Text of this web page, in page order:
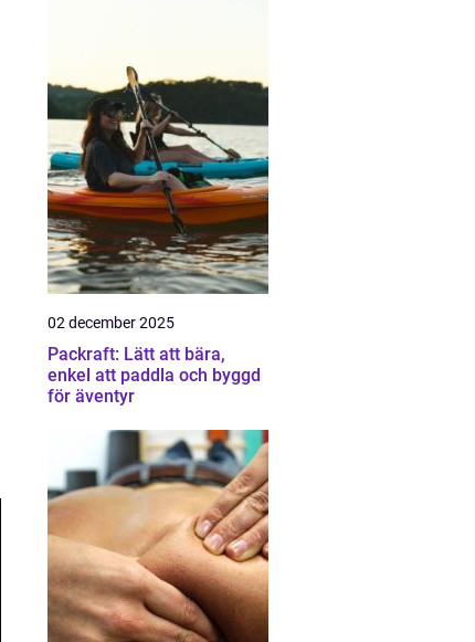
02 december 2025
Packraft: Lätt att bära,
enkel att paddla och byggd
för äventyr